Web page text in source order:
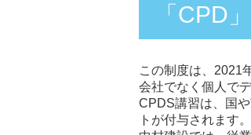
「CPD
この制度は、2021
会社でなく個人で
CPDS講習は、国
トが付与されます